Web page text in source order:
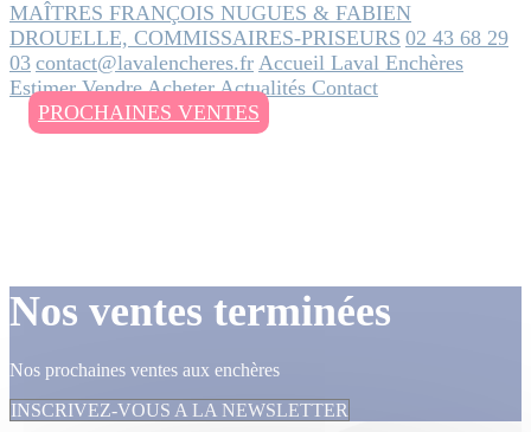
MAÎTRES FRANÇOIS NUGUES & FABIEN
DROUELLE, COMMISSAIRES-PRISEURS 02 43 68 29
03 contact@lavalencheres.fr Accueil Laval Enchères
EstimerVendreAcheterActualités Contact
PROCHAINES VENTES
Nos ventes terminées
Nos prochaines ventes aux enchères
INSCRIVEZ-VOUS A LA NEWSLETTER